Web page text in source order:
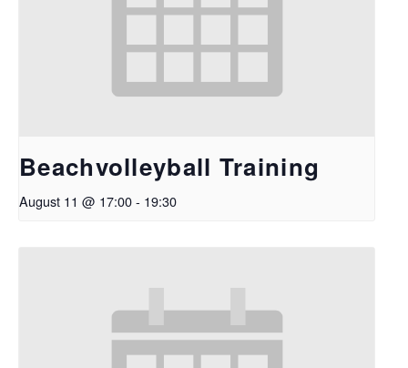
Beachvolleyball Training
August 11 @ 17:00- 19:30